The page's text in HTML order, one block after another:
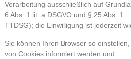
Verarbeitung ausschließlich auf
6 Abs. 1 lit. a DSGVO und § 25 Abs. 1
TTDSG); die Einwilligung ist jederzeit
Sie können Ihren Browser so
von Cookies informiert werden und